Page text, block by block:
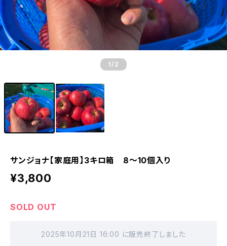
1 /2
サンジョナ【家庭用】3キロ箱 8〜10個入り
¥3,800
SOLD OUT
2025年10月21日 16:00 に販売終了しました